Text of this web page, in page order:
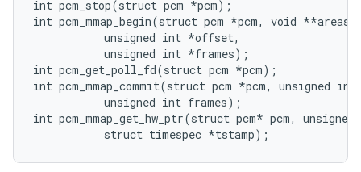
int pcm_stop(struct pcm *pcm);
int pcm_mmap_begin(struct pcm *pcm, void **areas,
           unsigned int *offset,
           unsigned int *frames);
int pcm_get_poll_fd(struct pcm *pcm);
int pcm_mmap_commit(struct pcm *pcm, unsigned
           unsigned int frames);
int pcm_mmap_get_hw_ptr(struct pcm* pcm,
           struct timespec *tstamp);